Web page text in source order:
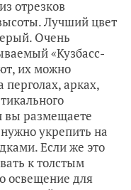
отрезков
Лучший цвет
Очень
«Кузбасс-
их можно
перголах, арках,
вы размещаете
укрепить на
Если же это
к толстым
освещение для